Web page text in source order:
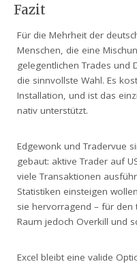
Fazit
Für die Mehrheit der
Menschen, die eine
gelegentlichen Trades und
die sinnvollste Wahl. Es
Installation, und ist das
nativ unterstützt.
Edgewonk und Tradervue
gebaut: aktive Trader auf
viele Transaktionen
Statistiken einsteigen
sie hervorragend – für den
Raum jedoch Overkill und
Excel bleibt eine valide